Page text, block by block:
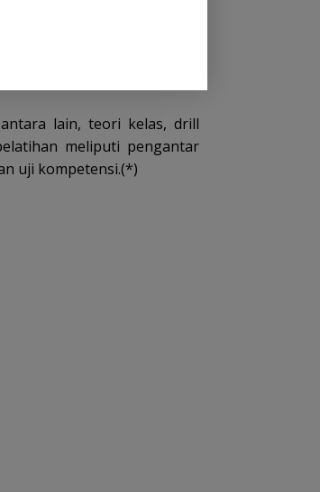
bersama.
beberapa pejabat Badan
lain, teori kelas, drill
meliputi pengantar
uji kompetensi.(*)